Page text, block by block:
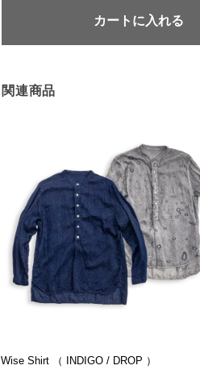
関連商品
Wise Shirt （ INDIGO / DROP ）